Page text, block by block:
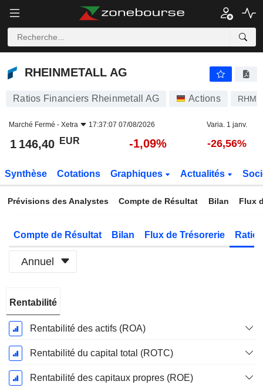
RHEINMETALL AG
RHEINMETALL AG
Ratios Financiers Rheinmetall AG Actions RHM
Marché Fermé - Xetra 17:37:07 07/08/2026 Varia. 1 janv.
1 146,40 EUR -1,09% -26,56%
Synthèse Cotations Graphiques Actualités
Prévisions des Analystes Compte de Résultat Bilan Flux
Compte de Résultat Bilan Flux de Trésorerie
Annuel
Fiscale:
Décembre
Rentabilité
Rentabilité des actifs (ROA)
Rentabilité du capital total (ROTC)
Rentabilité des capitaux propres (ROE)